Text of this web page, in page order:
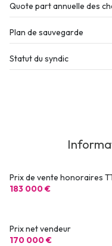
Quote part annuelle des
Plan de sauvegarde
Statut du syndic
Prix de vente honoraires
183 000 €
Prix net vendeur
170 000 €